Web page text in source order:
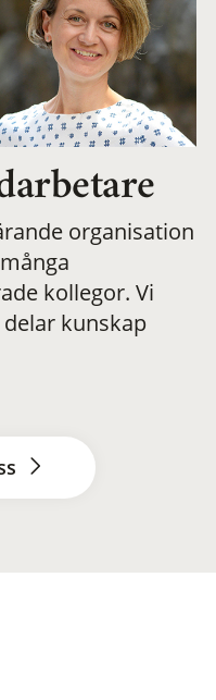
organisation
kollegor. Vi
kunskap